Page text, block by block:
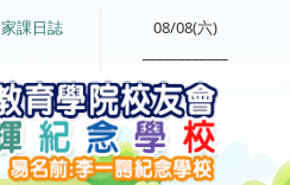
家課日誌
08/08(六)